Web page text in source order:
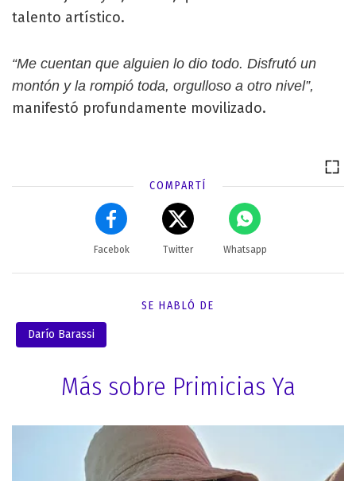
talento artístico.
“Me cuentan que alguien lo dio todo. Disfrutó un
montón y la rompió toda, orgulloso a otro nivel”,
manifestó profundamente movilizado.
COMPARTÍ
Facebok Twitter Whatsapp
SE HABLÓ DE
Darío Barassi
Más sobre Primicias Ya